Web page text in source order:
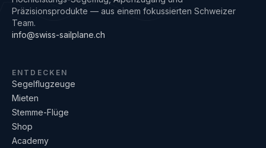
Präzisionsprodukte — aus einem fokussierten Schweizer
Team.
info@swiss-sailplane.ch
ENTDECKEN
Segelflugzeuge
Mieten
Stemme-Flüge
Shop
Academy